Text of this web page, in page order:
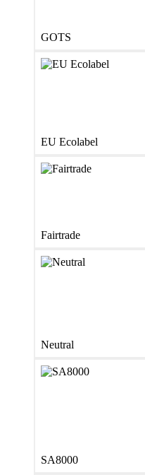
GOTS
EU Ecolabel
Fairtrade
Neutral
SA8000